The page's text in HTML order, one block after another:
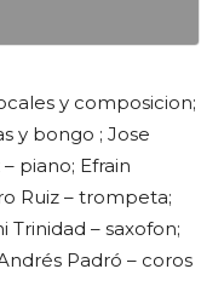
y composicion;
y bongo ; Jose
piano; Efrain
Ruiz – trompeta;
Trinidad – saxofon;
Padró – coros